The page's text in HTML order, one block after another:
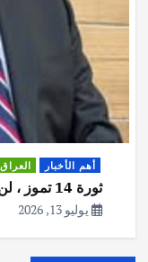
أهم الأخبار العراق
ثورة 14 تموز ، لن تُشطب من ذاكرة العراق!
يوليو 13, 2026